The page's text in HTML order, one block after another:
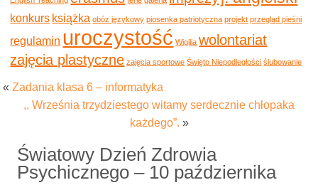
konkurs książka obóz językowy piosenka patriotyczna projekt przegląd pieśni
regulamin uroczystość Wigilia wolontariat
zajęcia plastyczne zajęcia sportowe Święto Niepodległości ślubowanie
«Zadania klasa 6 – informatyka
,, Września trzydziestego witamy serdecznie chłopaka
każdego”. »
Światowy Dzień Zdrowia
Psychicznego – 10 października